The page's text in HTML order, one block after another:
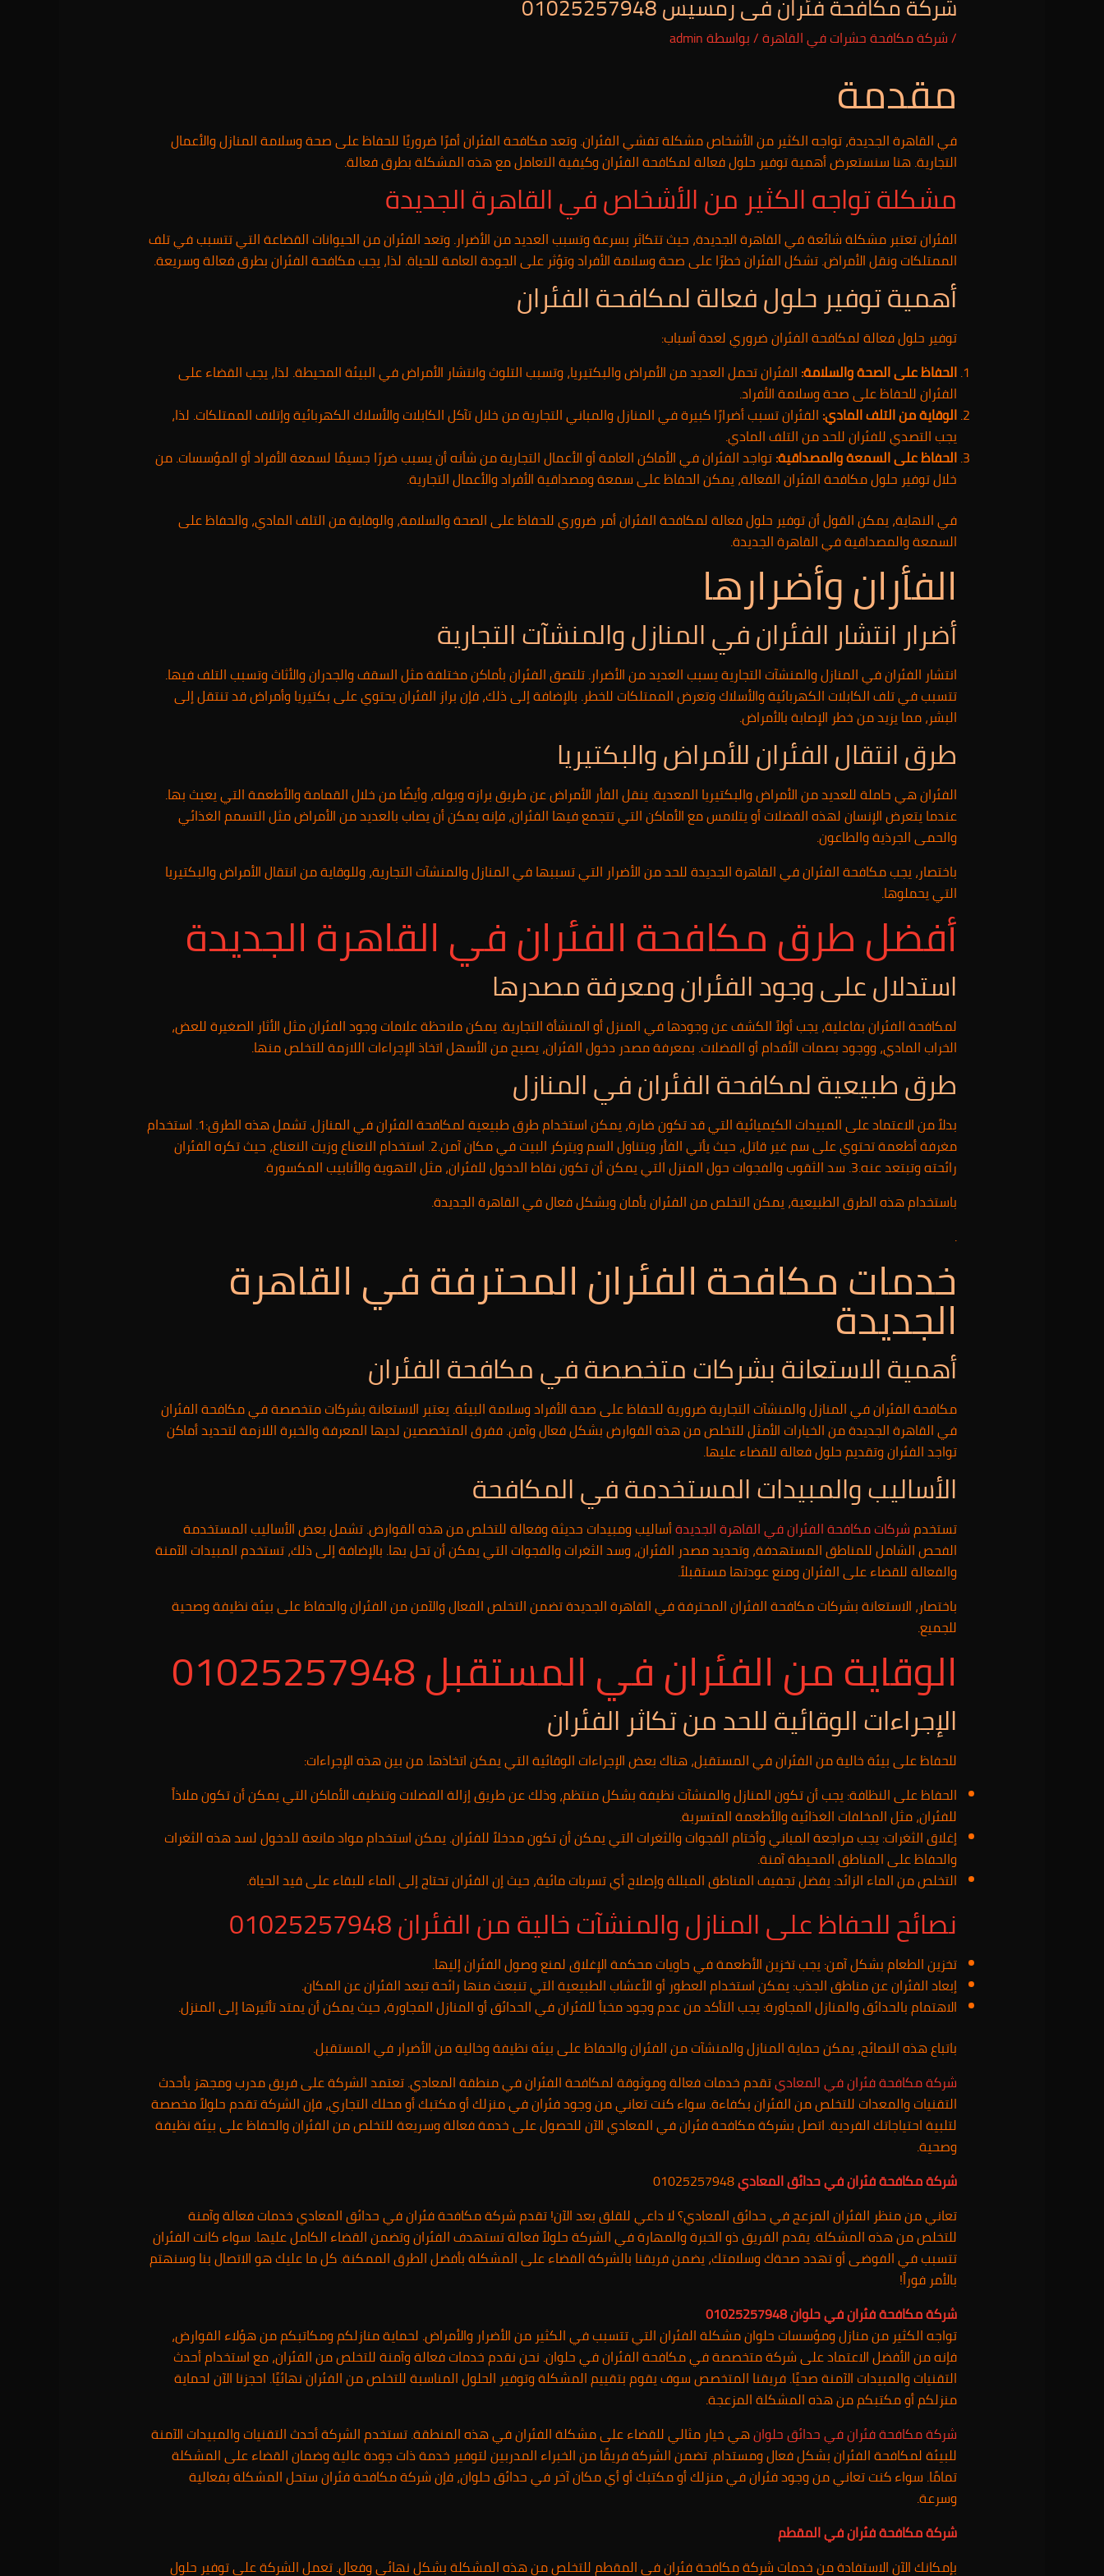
شركة مكافحة فئران فى رمسيس 01025257948
/شركة مكافحة حشرات في القاهرة/ بواسطةadmin
مقدمة
في القاهرة الجديدة، تواجه الكثير من الأشخاص مشكلة تفشي الفئران. وتعد مكافحة الفئران أمرًا ضروريًا للحفاظ على صحة وسلامة المنازل والأعمال
التجارية. هنا سنستعرض أهمية توفير حلول فعالة لمكافحة الفئران وكيفية التعامل مع هذه المشكلة بطرق فعالة.
مشكلة تواجه الكثير من الأشخاص في القاهرة الجديدة
الفئران تعتبر مشكلة شائعة في القاهرة الجديدة، حيث تتكاثر بسرعة وتسبب العديد من الأضرار. وتعد الفئران من الحيوانات القضاعة التي تتسبب في تلف
الممتلكات ونقل الأمراض. تشكل الفئران خطرًا على صحة وسلامة الأفراد وتؤثر على الجودة العامة للحياة. لذا، يجب مكافحة الفئران بطرق فعالة وسريعة.
أهمية توفير حلول فعالة لمكافحة الفئران
توفير حلول فعالة لمكافحة الفئران ضروري لعدة أسباب:
الحفاظ على الصحة والسلامة: الفئران تحمل العديد من الأمراض والبكتيريا، وتسبب التلوث وانتشار الأمراض في البيئة المحيطة. لذا، يجب القضاء على
الفئران للحفاظ على صحة وسلامة الأفراد.
الوقاية من التلف المادي: الفئران تسبب أضرارًا كبيرة في المنازل والمباني التجارية من خلال تآكل الكابلات والأسلاك الكهربائية وإتلاف الممتلكات. لذا،
يجب التصدي للفئران للحد من التلف المادي.
الحفاظ على السمعة والمصداقية:تواجد الفئران في الأماكن العامة أو الأعمال التجارية من شأنه أن يسبب ضررًا جسيمًا لسمعة الأفراد أو المؤسسات. من
خلال توفير حلول مكافحة الفئران الفعالة، يمكن الحفاظ على سمعة ومصداقية الأفراد والأعمال التجارية.
في النهاية، يمكن القول أن توفير حلول فعالة لمكافحة الفئران أمر ضروري للحفاظ على الصحة والسلامة، والوقاية من التلف المادي، والحفاظ على
السمعة والمصداقية في القاهرة الجديدة.
الفأران وأضرارها
أضرار انتشار الفئران في المنازل والمنشآت التجارية
انتشار الفئران في المنازل والمنشآت التجارية يسبب العديد من الأضرار. تلتصق الفئران بأماكن مختلفة مثل السقف والجدران والأثاث وتسبب التلف فيها.
تتسبب في تلف الكابلات الكهربائية والأسلاك وتعرض الممتلكات للخطر. بالإضافة إلى ذلك، فإن براز الفئران يحتوي على بكتيريا وأمراض قد تنتقل إلى
البشر، مما يزيد من خطر الإصابة بالأمراض.
طرق انتقال الفئران للأمراض والبكتيريا
الفئران هي حاملة للعديد من الأمراض والبكتيريا المعدية. ينقل الفأر الأمراض عن طريق برازه وبوله، وأيضًا من خلال القمامة والأطعمة التي يعبث بها.
عندما يتعرض الإنسان لهذه الفضلات أو يتلامس مع الأماكن التي تتجمع فيها الفئران، فإنه يمكن أن يصاب بالعديد من الأمراض مثل التسمم الغذائي
والحمى الجرذية والطاعون.
باختصار، يجب مكافحة الفئران في القاهرة الجديدة للحد من الأضرار التي تسببها في المنازل والمنشآت التجارية، وللوقاية من انتقال الأمراض والبكتيريا
التي يحملوها.
أفضل طرق مكافحة الفئران في القاهرة الجديدة
استدلال على وجود الفئران ومعرفة مصدرها
لمكافحة الفئران بفاعلية، يجب أولاً الكشف عن وجودها في المنزل أو المنشأة التجارية. يمكن ملاحظة علامات وجود الفئران مثل الأثار الصغيرة للعض،
الخراب المادي، ووجود بصمات الأقدام أو الفضلات. بمعرفة مصدر دخول الفئران، يصبح من الأسهل اتخاذ الإجراءات اللازمة للتخلص منها.
طرق طبيعية لمكافحة الفئران في المنازل
بدلاً من الاعتماد على المبيدات الكيميائية التي قد تكون ضارة، يمكن استخدام طرق طبيعية لمكافحة الفئران في المنازل. تشمل هذه الطرق:1. استخدام
مغرفة أطعمة تحتوي على سم غير قاتل، حيث يأتي الفأر ويتناول السم ويتركر البيت في مكان آمن.2. استخدام النعناع وزيت النعناع، حيث تكره الفئران
رائحته وتبتعد عنه.3. سد الثقوب والفجوات حول المنزل التي يمكن أن تكون نقاط الدخول للفئران، مثل التهوية والأنابيب المكسورة.
باستخدام هذه الطرق الطبيعية، يمكن التخلص من الفئران بأمان وبشكل فعال في القاهرة الجديدة.
.
خدمات مكافحة الفئران المحترفة في القاهرة
الجديدة
أهمية الاستعانة بشركات متخصصة في مكافحة الفئران
مكافحة الفئران في المنازل والمنشآت التجارية ضرورية للحفاظ على صحة الأفراد وسلامة البيئة. يعتبر الاستعانة بشركات متخصصة في مكافحة الفئران
في القاهرة الجديدة من الخيارات الأمثل للتخلص من هذه القوارض بشكل فعال وآمن. ففرق المتخصصين لديها المعرفة والخبرة اللازمة لتحديد أماكن
تواجد الفئران وتقديم حلول فعالة للقضاء عليها.
الأساليب والمبيدات المستخدمة في المكافحة
تستخدمشركات مكافحة الفئران في القاهرة الجديدةأساليب ومبيدات حديثة وفعالة للتخلص من هذه القوارض. تشمل بعض الأساليب المستخدمة
الفحص الشامل للمناطق المستهدفة، وتحديد مصدر الفئران، وسد الثغرات والفجوات التي يمكن أن تحل بها. بالإضافة إلى ذلك، تستخدم المبيدات الآمنة
والفعالة للقضاء على الفئران ومنع عودتها مستقبلاً.
باختصار، الاستعانة بشركات مكافحة الفئران المحترفة في القاهرة الجديدة تضمن التخلص الفعال والآمن من الفئران والحفاظ على بيئة نظيفة وصحية
للجميع.
الوقاية من الفئران في المستقبل 01025257948
الإجراءات الوقائية للحد من تكاثر الفئران
للحفاظ على بيئة خالية من الفئران في المستقبل، هناك بعض الإجراءات الوقائية التي يمكن اتخاذها. من بين هذه الإجراءات:
الحفاظ على النظافة: يجب أن تكون المنازل والمنشآت نظيفة بشكل منتظم، وذلك عن طريق إزالة الفضلات وتنظيف الأماكن التي يمكن أن تكون ملاذاً
للفئران، مثل المخلفات الغذائية والأطعمة المتسربة.
إغلاق الثغرات: يجب مراجعة المباني وأختام الفجوات والثغرات التي يمكن أن تكون مدخلاً للفئران. يمكن استخدام مواد مانعة للدخول لسد هذه الثغرات
والحفاظ على المناطق المحيطة آمنة.
التخلص من الماء الزائد: يفضل تجفيف المناطق المبللة وإصلاح أي تسربات مائية، حيث إن الفئران تحتاج إلى الماء للبقاء على قيد الحياة.
نصائح للحفاظ على المنازل والمنشآت خالية من الفئران 01025257948
تخزين الطعام بشكل آمن: يجب تخزين الأطعمة في حاويات محكمة الإغلاق لمنع وصول الفئران إليها.
إبعاد الفئران عن مناطق الجذب: يمكن استخدام العطور أو الأعشاب الطبيعية التي تنبعث منها رائحة تبعد الفئران عن المكان.
الاهتمام بالحدائق والمنازل المجاورة: يجب التأكد من عدم وجود مخبأ للفئران في الحدائق أو المنازل المجاورة، حيث يمكن أن يمتد تأثيرها إلى المنزل.
باتباع هذه النصائح، يمكن حماية المنازل والمنشآت من الفئران والحفاظ على بيئة نظيفة وخالية من الأضرار في المستقبل.
شركة مكافحة فئران في المعاديتقدم خدمات فعالة وموثوقة لمكافحة الفئران في منطقة المعادي. تعتمد الشركة على فريق مدرب ومجهز بأحدث
التقنيات والمعدات للتخلص من الفئران بكفاءة. سواء كنت تعاني من وجود فئران في منزلك أو مكتبك أو محلك التجاري، فإن الشركة تقدم حلولاً مخصصة
لتلبية احتياجاتك الفردية. اتصل بشركة مكافحة فئران في المعادي الآن للحصول على خدمة فعالة وسريعة للتخلص من الفئران والحفاظ على بيئة نظيفة
وصحية.
شركة مكافحة فئران في حدائق المعادي01025257948
تعاني من منظر الفئران المزعج في حدائق المعادي؟ لا داعي للقلق بعد الآن! تقدم شركة مكافحة فئران في حدائق المعادي خدمات فعالة وآمنة
للتخلص من هذه المشكلة. يقدم الفريق ذو الخبرة والمهارة في الشركة حلولاً فعالة تستهدف الفئران وتضمن القضاء الكامل عليها. سواء كانت الفئران
تتسبب في الفوضى أو تهدد صحةك وسلامتك، يضمن فريقنا بالشركة القضاء على المشكلة بأفضل الطرق الممكنة. كل ما عليك هو الاتصال بنا وسنهتم
بالأمر فوراً!
شركة مكافحة فئران في حلوان 01025257948
تواجه الكثير من منازل ومؤسسات حلوان مشكلة الفئران التي تتسبب في الكثير من الأضرار والأمراض. لحماية منازلكم ومكاتبكم من هؤلاء القوارض،
فإنه من الأفضل الاعتماد على شركة متخصصة في مكافحة الفئران في حلوان. نحن نقدم خدمات فعالة وآمنة للتخلص من الفئران، مع استخدام أحدث
التقنيات والمبيدات الآمنة صحيًا. فريقنا المتخصص سوف يقوم بتقييم المشكلة وتوفير الحلول المناسبة للتخلص من الفئران نهائيًا. احجزنا الآن لحماية
منزلكم أو مكتبكم من هذه المشكلة المزعجة.
شركة مكافحة فئران في حدائق حلوانهي خيار مثالي للقضاء على مشكلة الفئران في هذه المنطقة. تستخدم الشركة أحدث التقنيات والمبيدات الآمنة
للبيئة لمكافحة الفئران بشكل فعال ومستدام. تضمن الشركة فريقًا من الخبراء المدربين لتوفير خدمة ذات جودة عالية وضمان القضاء على المشكلة
تمامًا. سواء كنت تعاني من وجود فئران في منزلك أو مكتبك أو أي مكان آخر في حدائق حلوان، فإن شركة مكافحة فئران ستحل المشكلة بفعالية
وسرعة.
شركة مكافحة فئران في المقطم
بإمكانك الآن الاستفادة من خدمات شركة مكافحة فئران في المقطم للتخلص من هذه المشكلة بشكل نهائي وفعال. تعمل الشركة على توفير حلول